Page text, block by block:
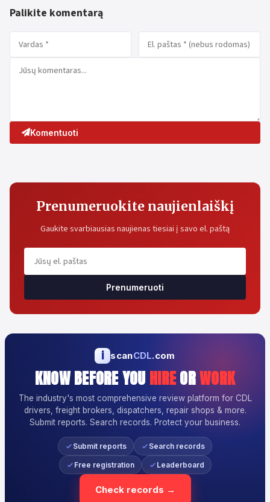
Palikite komentarą
Komentuoti
Prenumeruokite naujienlaiškį
Gaukite svarbiausias naujienas tiesiai į savo el. paštą
Prenumeruoti
i scanCDL.com
KNOW BEFORE YOU HIREORWORK
The industry's most comprehensive review platform for CDL
drivers, freight brokers, dispatchers, repair shops & more.
Submit reports. Search records. Protect your business.
Submit reports Search records
Free registration Leaderboard
Check records →